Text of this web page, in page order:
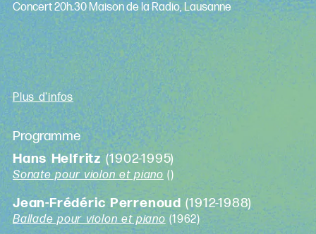
Concert 20h.30 Maison de la Radio, Lausanne
Plus d'infos
Programme
Hans Helfritz(1902-1995)
Sonate pour violon et piano ()
Jean-Frédéric Perrenoud(1912-1988)
Ballade pour violon et piano (1962)